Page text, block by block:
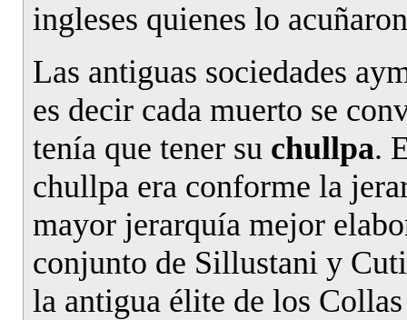
ingleses quienes lo
Las antiguas sociedades
es decir cada muerto se
tenía que tener su chullpa.
chullpa era conforme la
mayor jerarquía mejor
conjunto de Sillustani y
la antigua élite de los